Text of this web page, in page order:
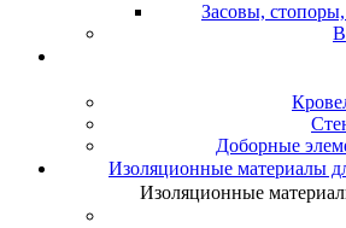
Засовы,
Доборные
Изоляционные материалы
Изоляционные